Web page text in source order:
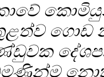
ගොඩ